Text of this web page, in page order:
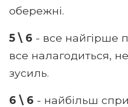
обережні.
5 \ 6 - все найгірше
все налагодиться,
зусиль.
6 \ 6 - найбільш